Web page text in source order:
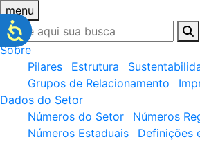
menu
Sobre
Pilares
Estrutura
Grupos de Relacionamento
Dados do Setor
Números do Setor
Números
Números Estaduais
Definições